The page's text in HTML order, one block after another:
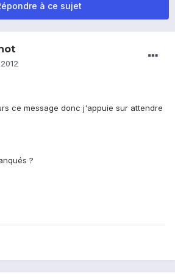
à ce sujet
ce message donc j'appuie sur attendre
?